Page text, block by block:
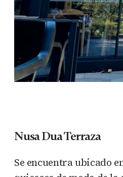
Nusa Dua Terraza
Se encuentra ubicado